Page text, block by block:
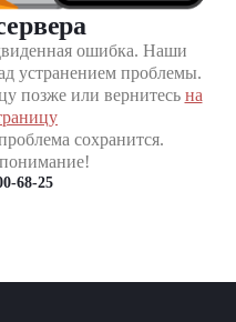
ошибка. Наши
устранением проблемы.
позже или вернитесь на
сохранится.
68-25